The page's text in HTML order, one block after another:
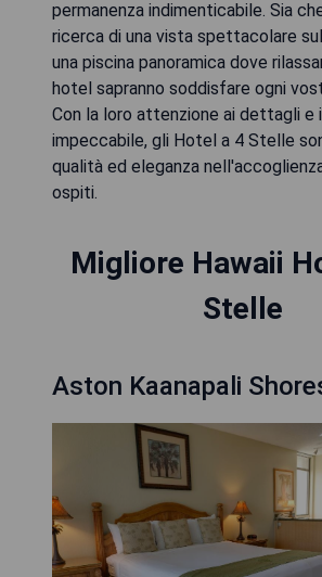
permanenza indimenticabile. Sia
ricerca di una vista spettacolare
una piscina panoramica dove
hotel sapranno soddisfare ogni
Con la loro attenzione ai dettagli e
impeccabile, gli Hotel a 4 Stelle
qualità ed eleganza
ospiti.
Migliore Hawaii
Stelle
Aston Kaanapali